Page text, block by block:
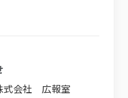
式会社 広報室